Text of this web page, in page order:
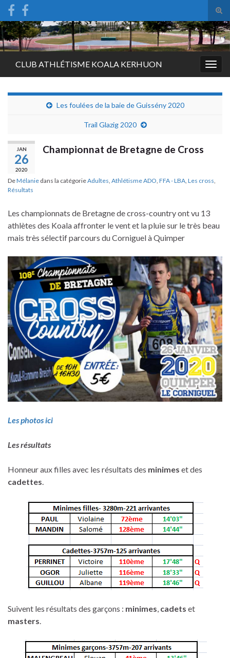
Search for:
CLUB ATHLÉTISME KOALA KERHUON
Les foulées de la baie de Guissény 2020
Trail Glazig 2020
JAN
26
2020
Championnat de Bretagne de Cross
DeMélanie dans la catégorieAdultes Athlétisme ADO FFA - LBA Les cross
Résultats
Les championnats de Bretagne de cross-country ont vu 13
athlètes des Koala affronter le vent et la pluie sur le très beau
mais très sélectif parcours du Corniguel à Quimper
Les photos ici
Les résultats
Honneur aux filles avec les résultats des minimes et des
cadettes.
Suivent les résultats des garçons : minimes, cadets et
masters.